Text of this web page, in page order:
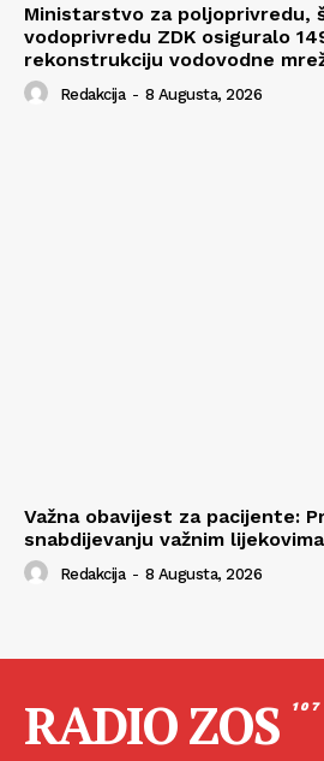
Ministarstvo za poljoprivredu,
vodoprivredu ZDK osiguralo
rekonstrukciju vodovodne
Redakcija - 8 Augusta, 2026
Važna obavijest za pacijente:
snabdijevanju važnim
Redakcija - 8 Augusta, 2026
RADIO ZOS 107